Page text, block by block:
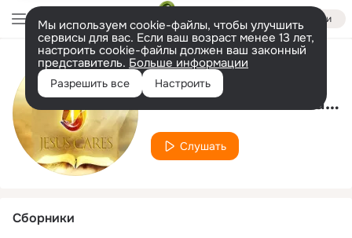
Войти
Мы используем cookie-файлы, чтобы улучшить
сервисы для вас. Если ваш возраст менее 13 лет,
настроить cookie-файлы должен ваш законный
представитель. Больше информации
Разрешить все Настроить
Исполнитель
The Jesus Cares Family Singers
Слушать
Сборники